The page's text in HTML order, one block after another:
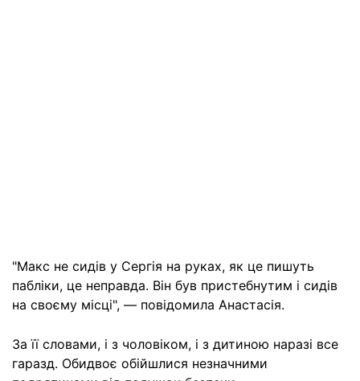
"Макс не сидів у Сергія на руках, як це пишуть
пабліки, це неправда. Він був пристебнутим і сидів
на своєму місці", — повідомила Анастасія.
За її словами, і з чоловіком, і з дитиною наразі все
гаразд. Обидвоє обійшлися незначними